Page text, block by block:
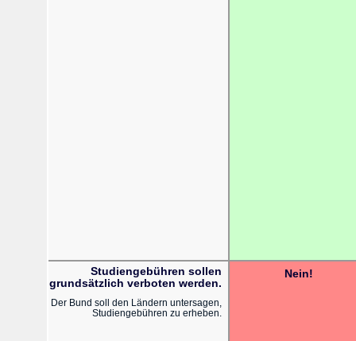
Studiengebühren sollen
grundsätzlich verboten werden.
Der Bund soll den Ländern untersagen,
Studiengebühren zu erheben.
Nein!